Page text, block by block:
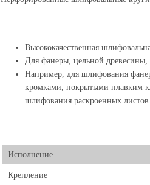
Высококачественная
Для фанеры, цельной древесины,
Например, для шлифования
кромками, покрытыми плавким
шлифования раскроенных листов
Исполнение
Крепление